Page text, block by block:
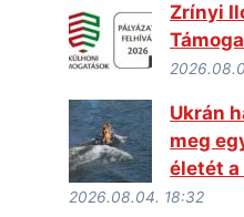
Zrínyi
Ukrán
meg
életét a
2026.08.04. 18:32